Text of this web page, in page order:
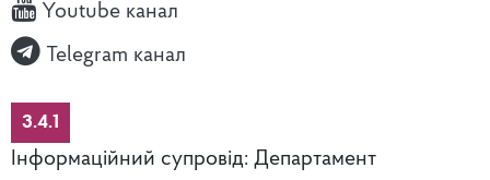
Youtube канал
Telegram канал
3.4.1
Інформаційний супровід: Департамент